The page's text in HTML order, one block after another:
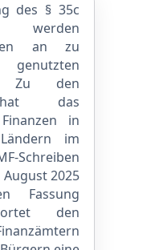
des § 35c
werden
an zu
genutzten
Zu den
hat das
in
im
2025
Fassung
den